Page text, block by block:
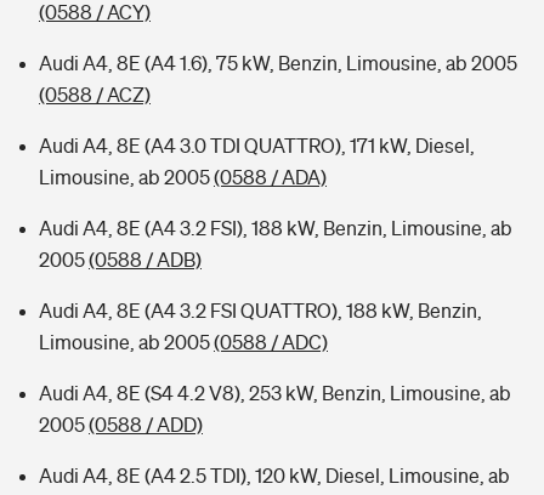
(0588 / ACY)
Audi A4, 8E (A4 1.6), 75 kW, Benzin, Limousine, ab 2005
(0588 / ACZ)
Audi A4, 8E (A4 3.0 TDI QUATTRO), 171 kW, Diesel,
Limousine, ab 2005(0588 / ADA)
Audi A4, 8E (A4 3.2 FSI), 188 kW, Benzin, Limousine, ab
2005(0588 / ADB)
Audi A4, 8E (A4 3.2 FSI QUATTRO), 188 kW, Benzin,
Limousine, ab 2005(0588 / ADC)
Audi A4, 8E (S4 4.2 V8), 253 kW, Benzin, Limousine, ab
2005(0588 / ADD)
Audi A4, 8E (A4 2.5 TDI), 120 kW, Diesel, Limousine, ab